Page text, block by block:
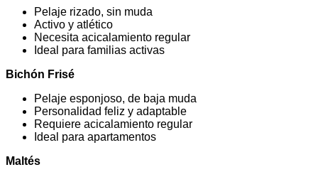
Pelaje rizado, sin muda
Activo y atlético
Necesita acicalamiento regular
Ideal para familias activas
Bichón Frisé
Pelaje esponjoso, de baja muda
Personalidad feliz y adaptable
Requiere acicalamiento regular
Ideal para apartamentos
Maltés